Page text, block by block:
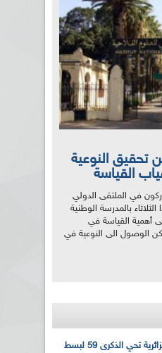
تحقيق النوعية
القياسة
في الملتقى الدولي
بالمدرسة الوطنية
أهمية القياسة في
الوصول الى النوعية في
الإذاعة الجزائرية تحي الذكرى 59 لبسط